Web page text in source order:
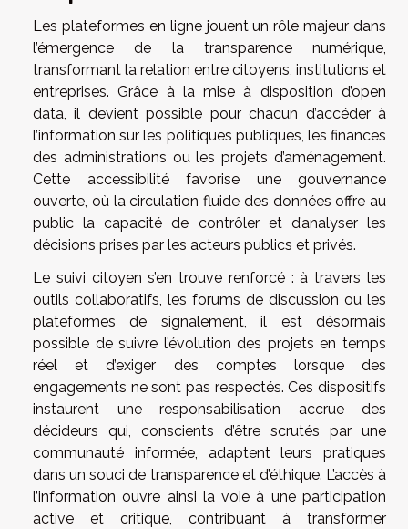
Les plateformes en ligne jouent un rôle majeur dans
l’émergence de la transparence numérique,
transformant la relation entre citoyens, institutions et
entreprises. Grâce à la mise à disposition d’open
data, il devient possible pour chacun d’accéder à
l’information sur les politiques publiques, les finances
des administrations ou les projets d’aménagement.
Cette accessibilité favorise une gouvernance
ouverte, où la circulation fluide des données offre au
public la capacité de contrôler et d’analyser les
décisions prises par les acteurs publics et privés.
Le suivi citoyen s’en trouve renforcé : à travers les
outils collaboratifs, les forums de discussion ou les
plateformes de signalement, il est désormais
possible de suivre l’évolution des projets en temps
réel et d’exiger des comptes lorsque des
engagements ne sont pas respectés. Ces dispositifs
instaurent une responsabilisation accrue des
décideurs qui, conscients d’être scrutés par une
communauté informée, adaptent leurs pratiques
dans un souci de transparence et d’éthique. L’accès à
l’information ouvre ainsi la voie à une participation
active et critique, contribuant à transformer